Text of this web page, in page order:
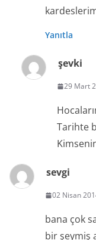
Yanıtla
şevki
29 Mart
Tarihte
sevgi
02 Nisan
bana çok
bir şeymiş